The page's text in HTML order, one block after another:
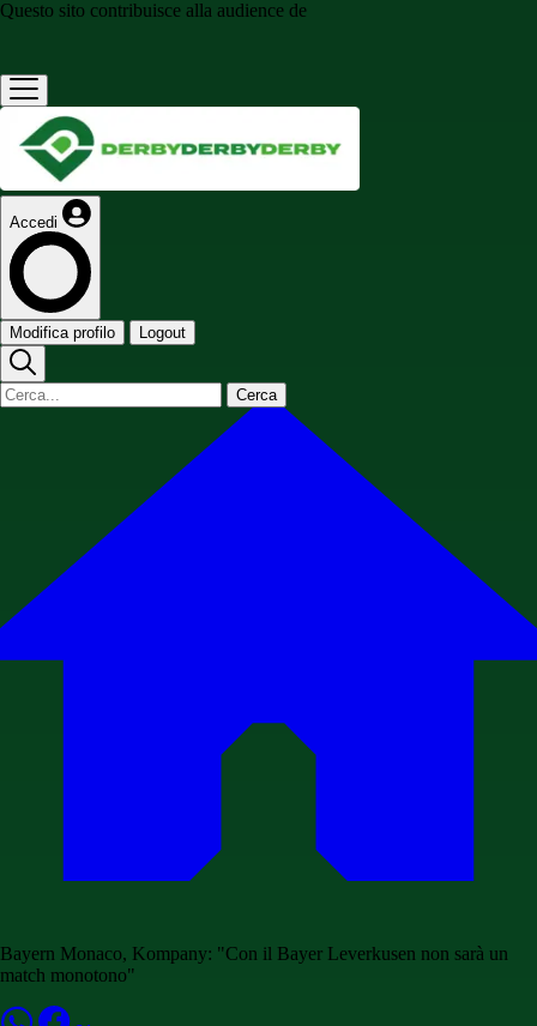
Questo sito contribuisce alla audience de
Accedi
Modifica profilo Logout
Cerca
Bayern Monaco, Kompany: "Con il Bayer Leverkusen non sarà un
match monotono"